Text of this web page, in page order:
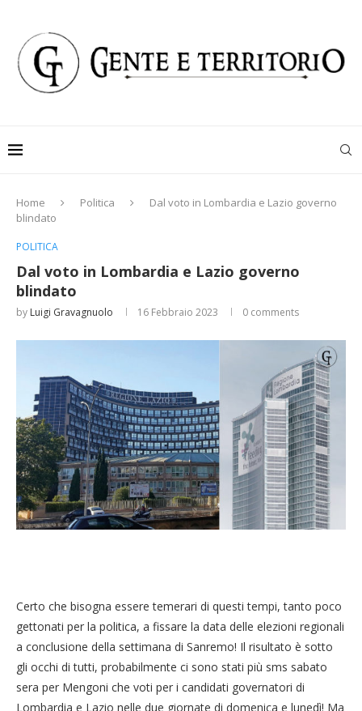
Home Politica
Dal voto in Lombardia e Lazio governo
blindato
POLITICA
Dal voto in Lombardia e Lazio governo
blindato
by Luigi Gravagnuolo 16 Febbraio 2023 0 comments
Certo che bisogna essere temerari di questi tempi, tanto poco
gettonati per la politica, a fissare la data delle elezioni regionali
a conclusione della settimana di Sanremo! Il risultato è sotto
gli occhi di tutti, probabilmente ci sono stati più sms sabato
sera per Mengoni che voti per i candidati governatori di
Lombardia e Lazio nelle due giornate di domenica e lunedì! Ma